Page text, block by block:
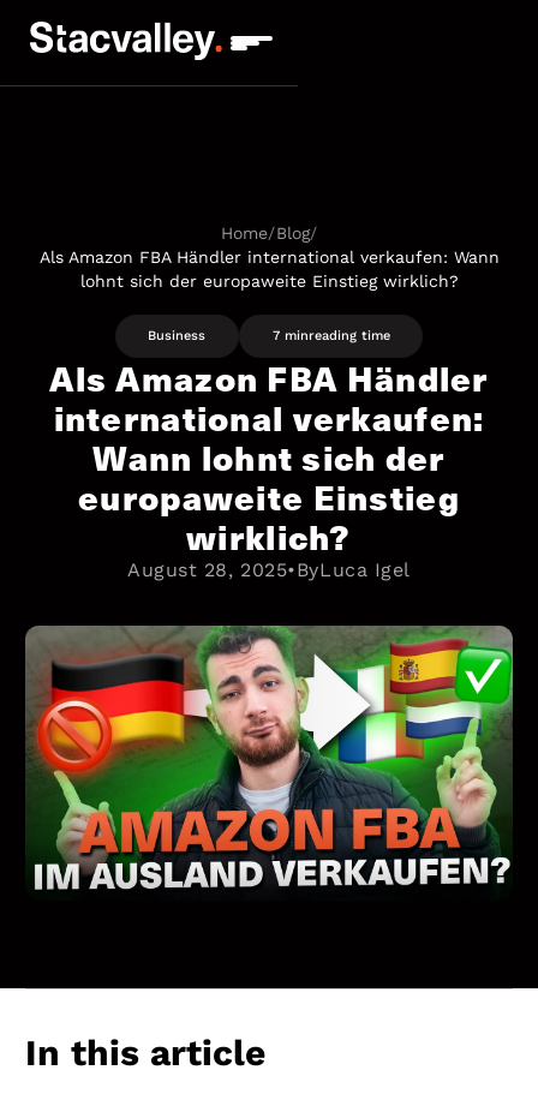
Home/Blog/
Als Amazon FBA Händler international verkaufen: Wann
lohnt sich der europaweite Einstieg wirklich?
Business 7 minreading time
Als Amazon FBA Händler
international verkaufen:
Wann lohnt sich der
europaweite Einstieg
wirklich?
August 28, 2025•ByLuca Igel
In this article